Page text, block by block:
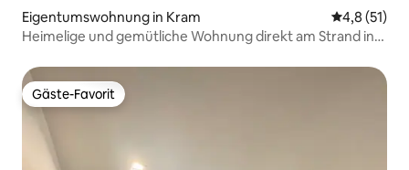
Eigentumswohnung in Kram
4,8 (51)
Heimelige und gemütliche Wohnung direkt am Strand in
Gäste-Favorit
Gäste-Favorit